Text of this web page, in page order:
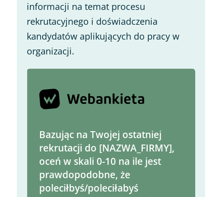
informacji na temat procesu
rekrutacyjnego i doświadczenia
kandydatów aplikujących do pracy w
organizacji.